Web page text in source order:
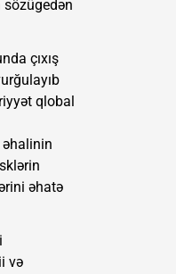
çıxış
qlobal
əhatə
və